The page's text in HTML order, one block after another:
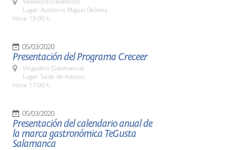
Lugar: Auditorio Miguel Delibes
Hora: 19:00 h.
05/03/2020
Presentación del Programa Creceer
Vitigudino (Salamanca)
Lugar: Sede de Adezos
Hora: 17:00 h.
05/03/2020
Presentación del calendario anual de
la marca gastronómica TeGusta
Salamanca